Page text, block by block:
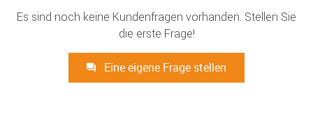
Es sind noch keine Kundenfragen vorhanden. Stellen Sie
die erste Frage!
Eine eigene Frage stellen